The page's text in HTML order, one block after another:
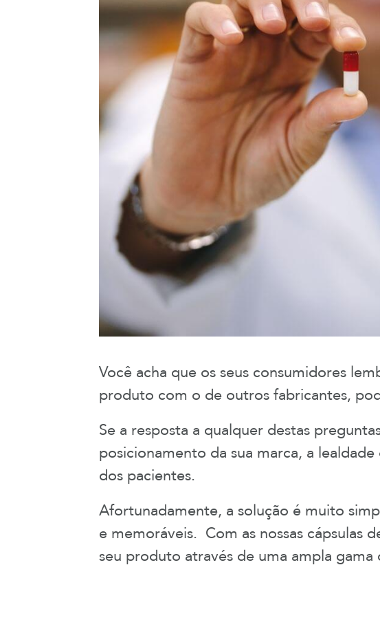
Você acha que os seus consumidores
produto com o de outros fabricantes,
Se a resposta a qualquer destas
posicionamento da sua marca, a
dos pacientes.
Afortunadamente, a solução é muito
e memoráveis. Com as nossas cápsulas
seu produto através de uma ampla